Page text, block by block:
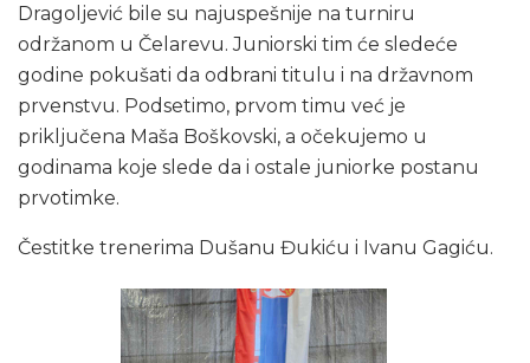
Dragoljević bile su najuspešnije na turniru
održanom u Čelarevu. Juniorski tim će sledeće
godine pokušati da odbrani titulu i na državnom
prvenstvu. Podsetimo, prvom timu već je
priključena Maša Boškovski, a očekujemo u
godinama koje slede da i ostale juniorke postanu
prvotimke.
Čestitke trenerima Dušanu Đukiću i Ivanu Gagiću.